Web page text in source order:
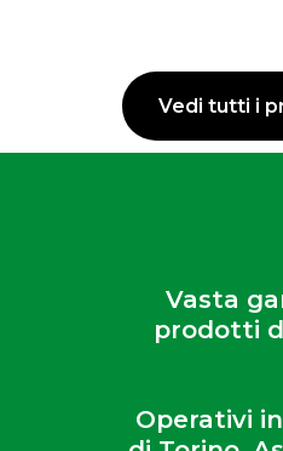
Vedi tutti i
Vasta
prodotti
Operativi